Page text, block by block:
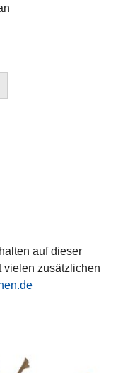
auf dieser
vielen zusätzlichen